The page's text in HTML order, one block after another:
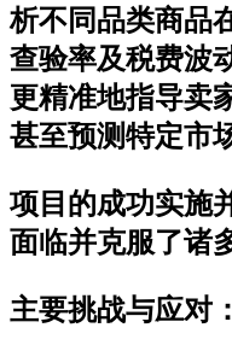
析不同品类商品
查验率及税费波
更精准地指导卖
甚至预测特定市
项目的成功实施
面临并克服了诸
主要挑战与应对 ：